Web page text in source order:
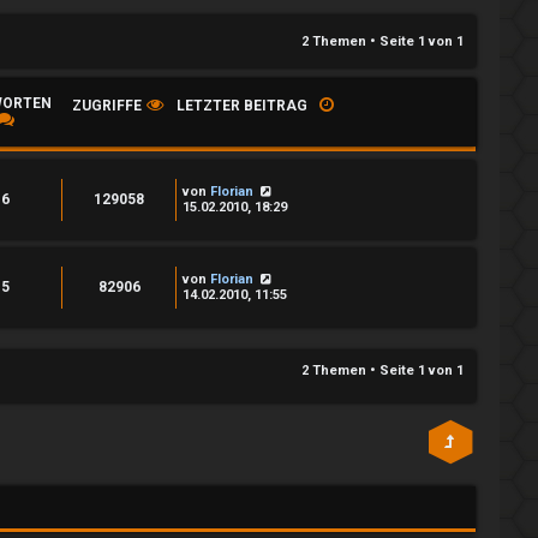
2 Themen • Seite 1 von 1
ZUGRIFFE LETZTER BEITRAG
6 129058 von Florian
15.02.2010, 18:29
5 82906 von Florian
14.02.2010, 11:55
2 Themen • Seite 1 von 1